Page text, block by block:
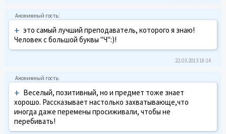
+ это самый лучший преподаватель, которого я знаю!
Человек с большой буквы "Ч":)!
22.03.2013 18:14
+ Веселый, позитивный, но и предмет тоже знает
хорошо. Рассказывает настолько захватывающе,что
иногда даже перемены просиживали, чтобы не
перебивать!